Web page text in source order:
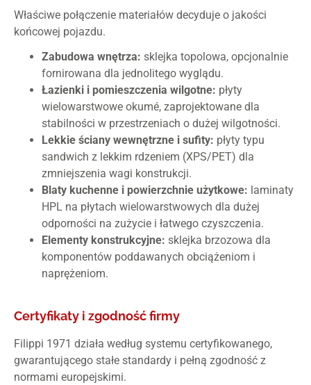
Właściwe połączenie materiałów decyduje o jakości
końcowej pojazdu.
Zabudowa wnętrza: sklejka topolowa, opcjonalnie
fornirowana dla jednolitego wyglądu.
Łazienki i pomieszczenia wilgotne: płyty
wielowarstwowe okumé, zaprojektowane dla
stabilności w przestrzeniach o dużej wilgotności.
Lekkie ściany wewnętrzne i sufity: płyty typu
sandwich z lekkim rdzeniem (XPS/PET) dla
zmniejszenia wagi konstrukcji.
Blaty kuchenne i powierzchnie użytkowe: laminaty
HPL na płytach wielowarstwowych dla dużej
odporności na zużycie i łatwego czyszczenia.
Elementy konstrukcyjne: sklejka brzozowa dla
komponentów poddawanych obciążeniom i
naprężeniom.
Certyfikaty i zgodność firmy
Filippi 1971 działa według systemu certyfikowanego,
gwarantującego stałe standardy i pełną zgodność z
normami europejskimi.